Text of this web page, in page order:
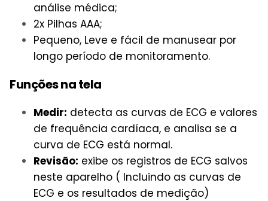
análise médica;
2x Pilhas AAA;
Pequeno, Leve e fácil de manusear por
longo período de monitoramento.
Funções na tela
Medir: detecta as curvas de ECG e valores
de frequência cardíaca, e analisa se a
curva de ECG está normal.
Revisão: exibe os registros de ECG salvos
neste aparelho ( Incluindo as curvas de
ECG e os resultados de medição)